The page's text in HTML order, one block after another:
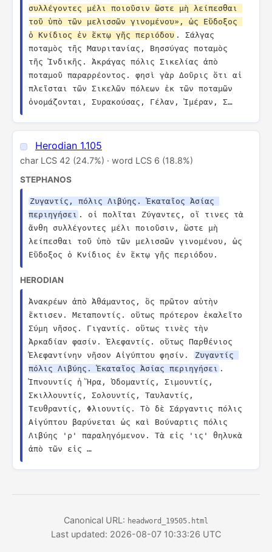
συλλέγοντες μέλι ποιοῦσιν ὥστε μὴ λείπεσθαι
τοῦ ὑπὸ τῶν μελισσῶν γινομένου», ὡς Εὔδοξος
ὁ Κνίδιος ἐν ἕκτῳ γῆς περιόδου . Σάλγας
ποταμὸς τῆς Μαυριτανίας, Βησσύγας ποταμὸς
τῆς Ἰνδικῆς. Ἀκράγας πόλις Σικελίας ἀπὸ
ποταμοῦ παραρρέοντος. φησὶ γὰρ Δοῦρις ὅτι αἱ
πλεῖσται τῶν Σικελῶν πόλεων ἐκ τῶν ποταμῶν
ὀνομάζονται, Συρακούσας, Γέλαν, Ἱμέραν, Σ…
Herodian 1.105
char LCS 42 (24.7%) · word LCS 6 (18.8%)
STEPHANOS
Ζυγαντίς, πόλις Λιβύης. Ἑκαταῖος Ἀσίας
περιηγήσει . οἱ πολῖται Ζύγαντες, οἵ τινες τὰ
ἄνθη συλλέγοντες μέλι ποιοῦσιν, ὥστε μὴ
λείπεσθαι τοῦ ὑπὸ τῶν μελισσῶν γινομένου, ὡς
Εὔδοξος ὁ Κνίδιος ἐν ἕκτῳ γῆς περιόδου.
HERODIAN
Ἀνακρέων ἀπὸ Ἀθάμαντος, ὃς πρῶτον αὐτὴν
ἔκτισεν. Μεταποντίς. οὕτως πρότερον ἐκαλεῖτο
Σύμη νῆσος. Γιγαντίς. οὕτως τινὲς τὴν
Ἀρκαδίαν φασίν. Ἐλεφαντίς. οὕτως Παρθένιος
Ἐλεφαντίνην νῆσον Αἰγύπτου φησίν.
Ζυγαντίς
πόλις Λιβύης. Ἑκαταῖος Ἀσίας περιηγήσει .
Ἰπνουντίς ἡ Ἥρα, Ὀδομαντίς, Σιμουντίς,
Σκιλλουντίς, Σολουντίς, Ταυλαντίς,
Τευθραντίς, Φλιουντίς. Τὸ δὲ Σάργαντις πόλις
Αἰγύπτου βαρύνεται ὡς καὶ Βούναρτις πόλις
Λιβύης 'ρ' παραληγόμενον. Τὰ εἰς 'ις' θηλυκὰ
ἀπὸ τῶν εἰς …
Canonical URL: headword_19505.html
Last updated: 2026-08-07 10:33:26 UTC